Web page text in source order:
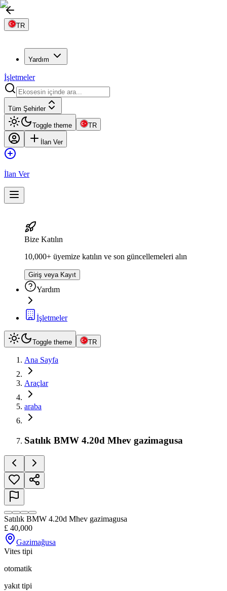
TR
Yardım
İşletmeler
Tüm Şehirler
Toggle theme TR
İlan Ver
İlan Ver
Bize Katılın
10,000+ üyemize katılın ve son güncellemeleri alın
Giriş veya Kayıt
Yardım
İşletmeler
Toggle theme TR
Ana Sayfa
Araçlar
araba
Satılık BMW 4.20d Mhev gazimagusa
Satılık BMW 4.20d Mhev gazimagusa
£ 40,000
Gazimağusa
Vites tipi
otomatik
yakıt tipi